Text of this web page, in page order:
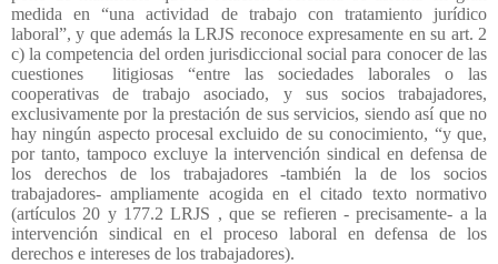
medida en “una actividad de trabajo con tratamiento jurídico
laboral”, y que además la LRJS reconoce expresamente en su art. 2
c) la competencia del orden jurisdiccional social para conocer de las
cuestiones
litigiosas “entre las sociedades laborales o las
cooperativas de trabajo asociado, y sus socios trabajadores,
exclusivamente por la prestación de sus servicios, siendo así que no
hay ningún aspecto procesal excluido de su conocimiento, “y que,
por tanto, tampoco excluye la intervención sindical en defensa de
los derechos de los trabajadores -también la de los socios
trabajadores- ampliamente acogida en el citado texto normativo
(artículos 20 y 177.2 LRJS , que se refieren - precisamente- a la
intervención sindical en el proceso laboral en defensa de los
derechos e intereses de los trabajadores).